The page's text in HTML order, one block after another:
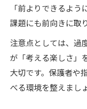
「前よりできるよ
課題にも前向きに取
注意点としては、過
が「考える楽しさ」
大切です。保護者や
べる環境を整えまし